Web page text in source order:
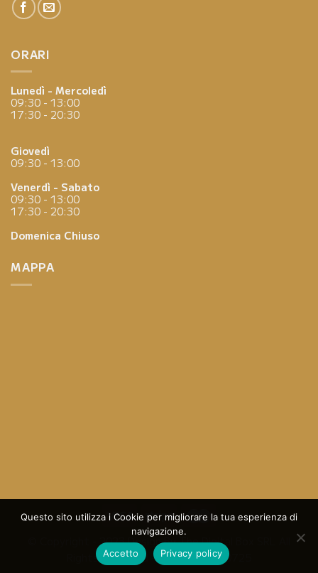
ORARI
Lunedì - Mercoledì
09:30 - 13:00
17:30 - 20:30
Giovedì
09:30 - 13:00
Venerdì - Sabato
09:30 - 13:00
17:30 - 20:30
Domenica Chiuso
MAPPA
© Copyright - 2023 Design ByThe Digital Box SRL
Rights Reserved - P.I.: 05013570725
Questo sito utilizza i Cookie per migliorare la tua esperienza di
navigazione.
Accetto
Privacy policy